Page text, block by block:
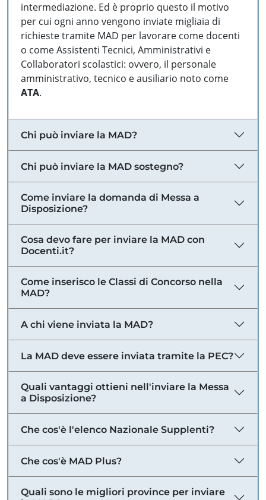
intermediazione. Ed è proprio questo il motivo
per cui ogni anno vengono inviate migliaia di
richieste tramite MAD per lavorare come docenti
o come Assistenti Tecnici, Amministrativi e
Collaboratori scolastici: ovvero, il personale
amministrativo, tecnico e ausiliario noto come
ATA.
Chi può inviare la MAD?
Chi può inviare la MAD sostegno?
Come inviare la domanda di Messa a
Disposizione?
Cosa devo fare per inviare la MAD con
Docenti.it?
Come inserisco le Classi di Concorso nella
MAD?
A chi viene inviata la MAD?
La MAD deve essere inviata tramite la PEC?
Quali vantaggi ottieni nell'inviare la Messa
a Disposizione?
Che cos'è l'elenco Nazionale Supplenti?
Che cos'è MAD Plus?
Quali sono le migliori province per inviare